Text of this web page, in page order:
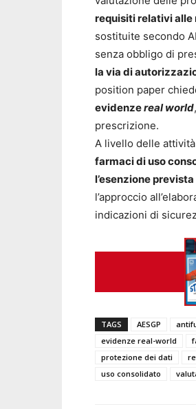
requisiti relativi alle
sostituite secondo
senza obbligo di
la via di
position paper
evidenzereal world
prescrizione.
A livello delle
farmaci di uso
l’esenzione
l’approccio
indicazioni di
TAGS AESGP
evidenze real-world
protezione dei dati
uso consolidato